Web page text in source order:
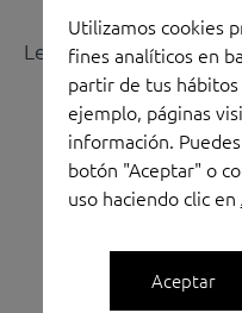
Leer más »
Utilizamos cookies
fines analíticos en
partir de tus
ejemplo, páginas
información.
botón "Aceptar" o
uso haciendo clic en
Aceptar